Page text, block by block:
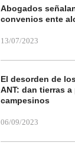
Abogados
convenios ente
13/07/2023
El desorden de
ANT: dan tierras
campesinos
06/09/2023